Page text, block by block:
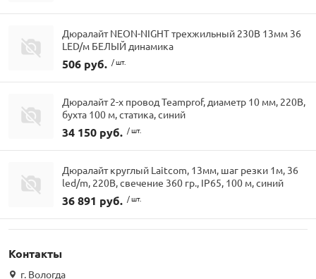
Дюралайт NEON-NIGHT трехжильный 230В 13мм 36
LED/м БЕЛЫЙ динамика
506 руб. / шт.
Дюралайт 2-х провод Teamprof, диаметр 10 мм, 220В,
бухта 100 м, статика, синий
34 150 руб. / шт.
Дюралайт круглый Laitcom, 13мм, шаг резки 1м, 36
led/m, 220В, свечение 360 гр., IP65, 100 м, синий
36 891 руб. / шт.
Контакты
г. Вологда